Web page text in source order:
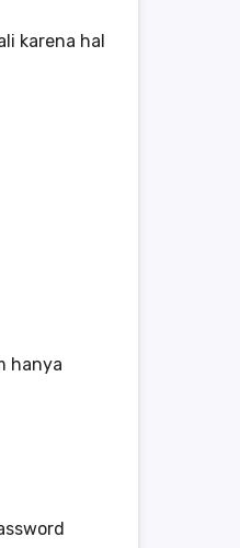
karena hal
hanya